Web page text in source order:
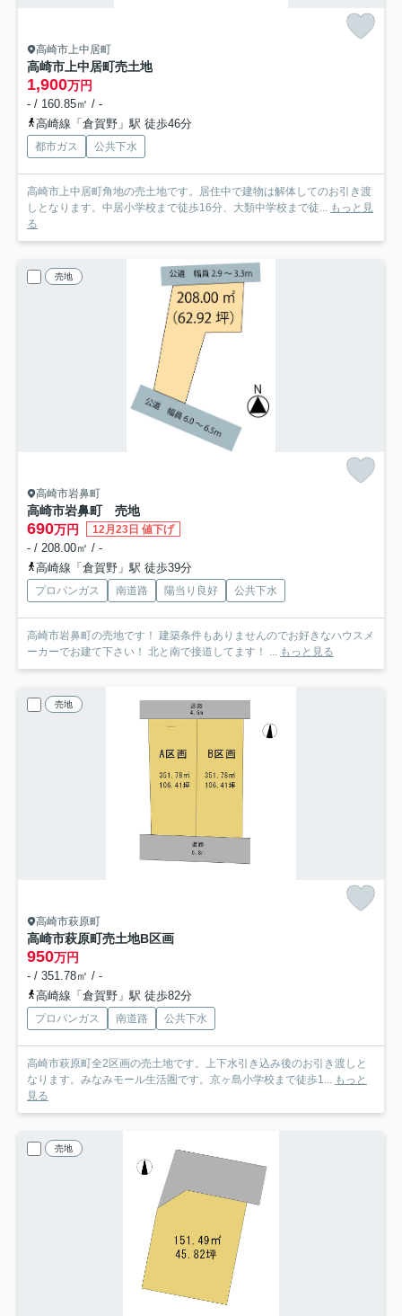
高崎市上中居町
高崎市上中居町売土地
1,900万円
- / 160.85㎡ / -
高崎線「倉賀野」駅 徒歩46分
都市ガス 公共下水
高崎市上中居町角地の売土地です。居住中で建物は解体してのお引き渡
しとなります。中居小学校まで徒歩16分、大類中学校まで徒... もっと見
る
売地
高崎市岩鼻町
高崎市岩鼻町 売地
690万円 12月23日 値下げ
- / 208.00㎡ / -
高崎線「倉賀野」駅 徒歩39分
プロパンガス 南道路 陽当り良好 公共下水
高崎市岩鼻町の売地です！ 建築条件もありませんのでお好きなハウスメ
ーカーでお建て下さい！ 北と南で接道してます！ ... もっと見る
売地
高崎市萩原町
高崎市萩原町売土地B区画
950万円
- / 351.78㎡ / -
高崎線「倉賀野」駅 徒歩82分
プロパンガス 南道路 公共下水
高崎市萩原町全2区画の売土地です。上下水引き込み後のお引き渡しと
なります。みなみモール生活圏です。京ヶ島小学校まで徒歩1... もっと
見る
売地